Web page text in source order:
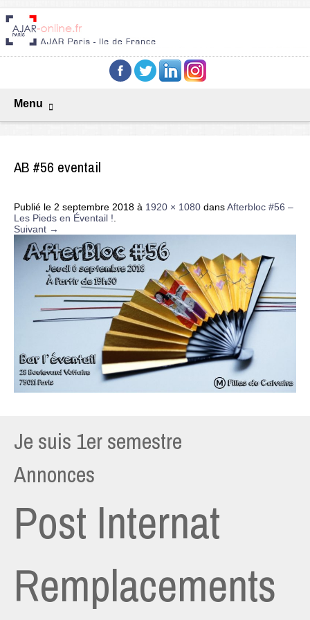
Menu
AB #56 eventail
Publié le 2 septembre 2018 à 1920 × 1080 dansAfterbloc #56 –
Les Pieds en Éventail !
Suivant →
Je suis 1er semestre
Annonces
Post Internat
Remplacements